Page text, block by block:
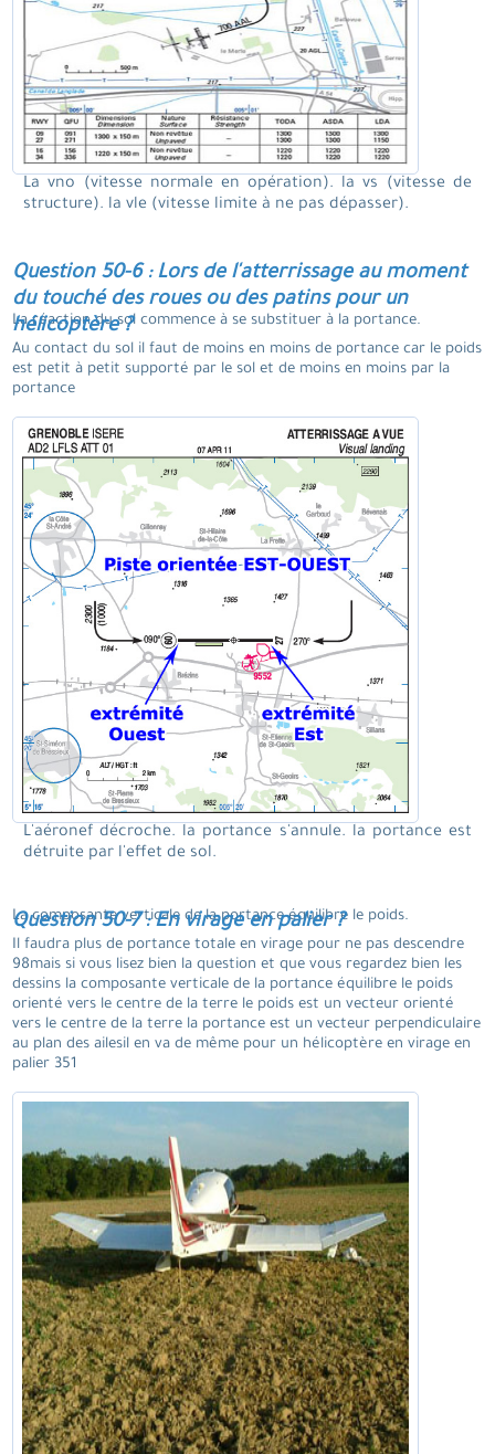
La vno (vitesse normale en opération). la vs (vitesse de
structure). la vle (vitesse limite à ne pas dépasser).
Question 50-6 : Lors de l'atterrissage au moment
du touché des roues ou des patins pour un
hélicoptère ?
La réaction du sol commence à se substituer à la portance.
Au contact du sol il faut de moins en moins de portance car le poids
est petit à petit supporté par le sol et de moins en moins par la
portance
L'aéronef décroche. la portance s'annule. la portance est
détruite par l'effet de sol.
Question 50-7 : En virage en palier ?
La composante verticale de la portance équilibre le poids.
Il faudra plus de portance totale en virage pour ne pas descendre
98mais si vous lisez bien la question et que vous regardez bien les
dessins la composante verticale de la portance équilibre le poids
orienté vers le centre de la terre le poids est un vecteur orienté
vers le centre de la terre la portance est un vecteur perpendiculaire
au plan des ailesil en va de même pour un hélicoptère en virage en
palier 351